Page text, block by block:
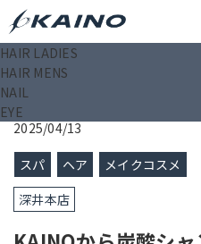
HAIR LADIES
HAIR MENS
NAIL
EYE
KAINO－カイノ－【公式サイト】
ャンプーが新登場しました！
2025/04/13
スパ ヘア
メイクコスメ
深井本店